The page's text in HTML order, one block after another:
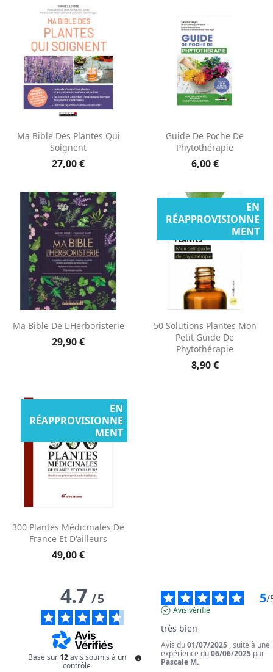
Ma Bible Des Plantes Qui
Soignent
27,00 €
Guide De Poche De
Phytothérapie
6,00 €
Ma Bible De L'Herboristerie
29,90 €
50 Solutions Plantes Mon
Petit Guide De
Phytothérapie
8,90 €
EN
RÉAPPROVISIONNE
MENT
300 Plantes Médicinales De
France Et D'ailleurs
49,00 €
EN
RÉAPPROVISIONNE
MENT
4.7/5
Basé sur 12 avis soumis à un
contrôle
5/
Avis vérifié
très bien
Avis du01/07/2025 , suite à une
expérience du06/06/2025 par
Pascale M.